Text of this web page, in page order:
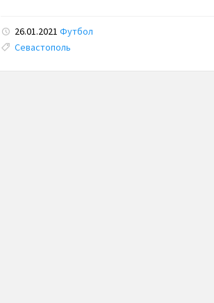
26.01.2021 Футбол
Tags:
Севастополь